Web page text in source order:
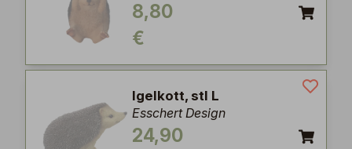
8,80
€
Igelkott, stl L
Esschert Design
24,90